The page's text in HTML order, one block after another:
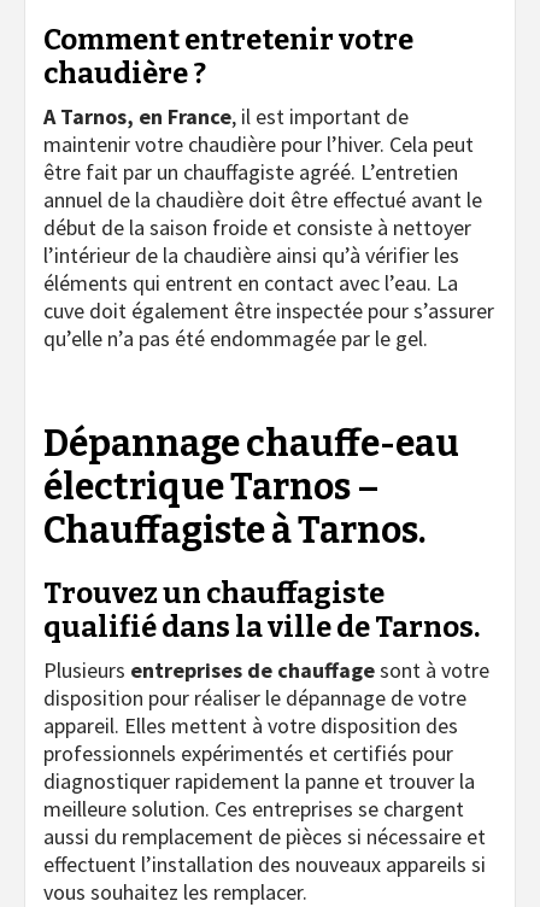
Comment entretenir votre
chaudière ?
A Tarnos, en France, il est important de
maintenir votre chaudière pour l’hiver. Cela peut
être fait par un chauffagiste agréé. L’entretien
annuel de la chaudière doit être effectué avant le
début de la saison froide et consiste à nettoyer
l’intérieur de la chaudière ainsi qu’à vérifier les
éléments qui entrent en contact avec l’eau. La
cuve doit également être inspectée pour s’assurer
qu’elle n’a pas été endommagée par le gel.
Dépannage chauffe-eau
électrique Tarnos –
Chauffagiste à Tarnos.
Trouvez un chauffagiste
qualifié dans la ville de Tarnos.
Plusieurs entreprises de chauffagesont à votre
disposition pour réaliser le dépannage de votre
appareil. Elles mettent à votre disposition des
professionnels expérimentés et certifiés pour
diagnostiquer rapidement la panne et trouver la
meilleure solution. Ces entreprises se chargent
aussi du remplacement de pièces si nécessaire et
effectuent l’installation des nouveaux appareils si
vous souhaitez les remplacer.